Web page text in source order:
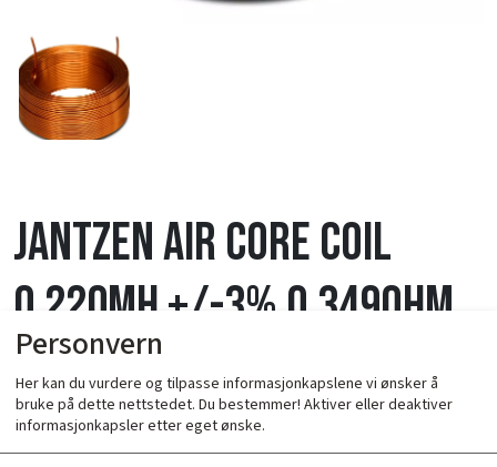
Jantzen Air Core Coil
0,220mH +/-3% 0,349Ohm
wire 0,70mm=21AWG OD-31
/ 8mm
Personvern
Her kan du vurdere og tilpasse informasjonkapslene vi ønsker å
bruke på dette nettstedet. Du bestemmer! Aktiver eller deaktiver
informasjonkapsler etter eget ønske.